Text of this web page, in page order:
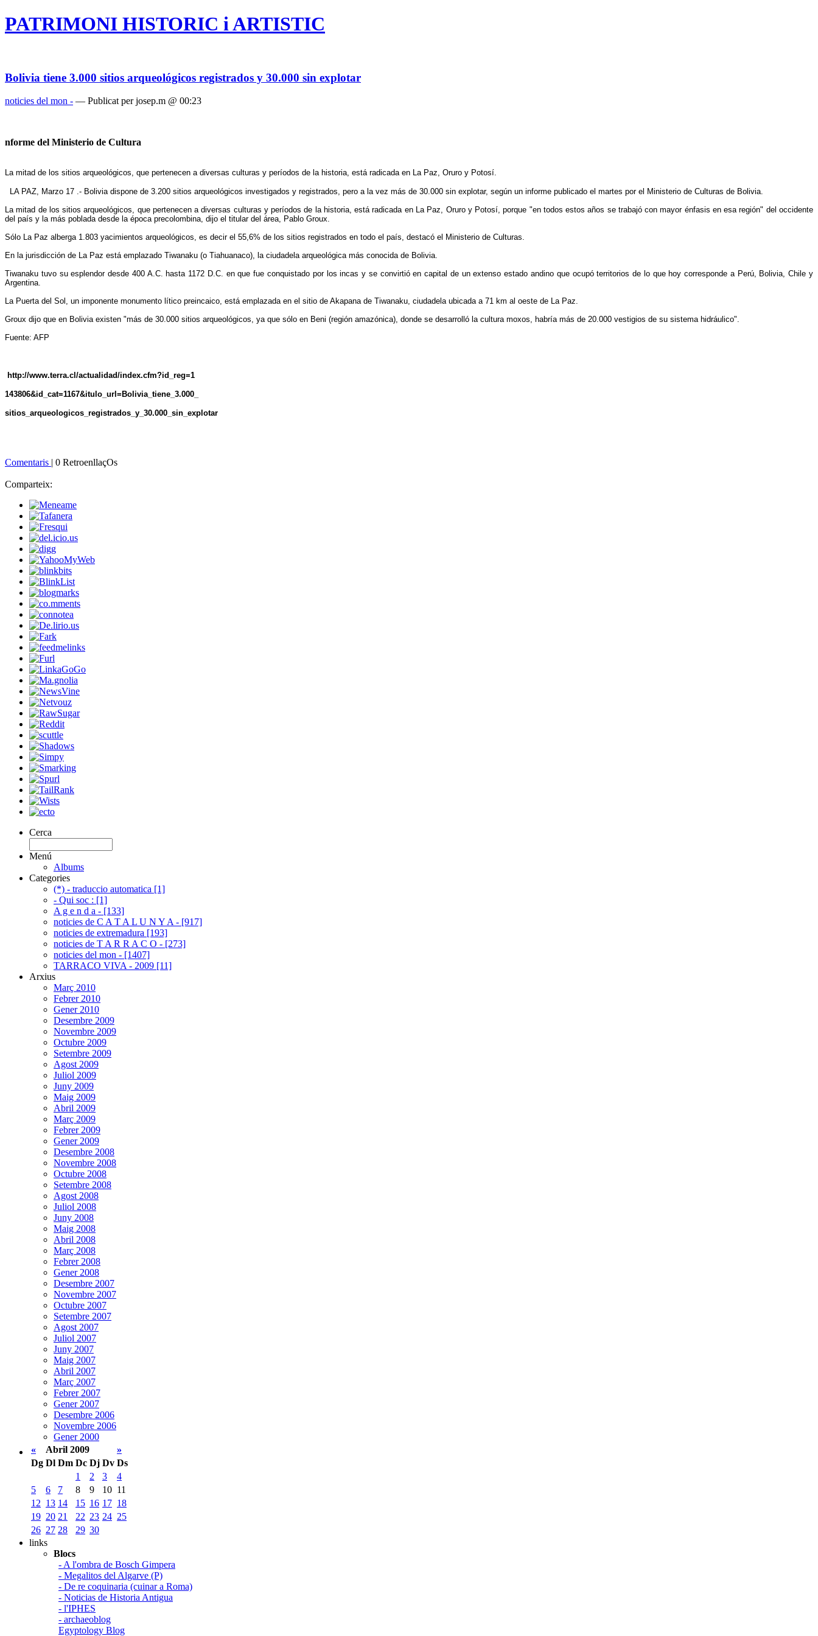
PATRIMONI HISTORIC i ARTISTIC
Bolivia tiene 3.000 sitios arqueológicos registrados y 30.000 sin explotar
noticies del mon - — Publicat per josep.m @ 00:23
nforme del Ministerio de Cultura
La mitad de los sitios arqueológicos, que pertenecen a diversas culturas y períodos de la historia, está radicada en La Paz, Oruro y Potosí.
LA PAZ, Marzo 17 .- Bolivia dispone de 3.200 sitios arqueológicos investigados y registrados, pero a la vez más de 30.000 sin explotar, según un informe publicado el martes por el Ministerio de Culturas de Bolivia.
La mitad de los sitios arqueológicos, que pertenecen a diversas culturas y períodos de la historia, está radicada en La Paz, Oruro y Potosí, porque "en todos estos años se trabajó con mayor énfasis en esa región" del occidente
del país y la más poblada desde la época precolombina, dijo el titular del área, Pablo Groux.
Sólo La Paz alberga 1.803 yacimientos arqueológicos, es decir el 55,6% de los sitios registrados en todo el país, destacó el Ministerio de Culturas.
En la jurisdicción de La Paz está emplazado Tiwanaku (o Tiahuanaco), la ciudadela arqueológica más conocida de Bolivia.
Tiwanaku tuvo su esplendor desde 400 A.C. hasta 1172 D.C. en que fue conquistado por los incas y se convirtió en capital de un extenso estado andino que ocupó territorios de lo que hoy corresponde a Perú, Bolivia, Chile y
Argentina.
La Puerta del Sol, un imponente monumento lítico preincaico, está emplazada en el sitio de Akapana de Tiwanaku, ciudadela ubicada a 71 km al oeste de La Paz.
Groux dijo que en Bolivia existen "más de 30.000 sitios arqueológicos, ya que sólo en Beni (región amazónica), donde se desarrolló la cultura moxos, habría más de 20.000 vestigios de su sistema hidráulico".
Fuente: AFP
http://www.terra.cl/actualidad/index.cfm?id_reg=1
143806&id_cat=1167&itulo_url=Bolivia_tiene_3.000_
sitios_arqueologicos_registrados_y_30.000_sin_explotar
Comentaris | 0 RetroenllaçOs
Comparteix:
Cerca
Menú
Albums
Categories
(*) - traduccio automatica [1]
- Qui soc : [1]
A g e n d a - [133]
noticies de C A T A L U N Y A - [917]
noticies de extremadura [193]
noticies de T A R R A C O - [273]
noticies del mon - [1407]
TARRACO VIVA - 2009 [11]
Arxius
Març 2010
Febrer 2010
Gener 2010
Desembre 2009
Novembre 2009
Octubre 2009
Setembre 2009
Agost 2009
Juliol 2009
Juny 2009
Maig 2009
Abril 2009
Març 2009
Febrer 2009
Gener 2009
Desembre 2008
Novembre 2008
Octubre 2008
Setembre 2008
Agost 2008
Juliol 2008
Juny 2008
Maig 2008
Abril 2008
Març 2008
Febrer 2008
Gener 2008
Desembre 2007
Novembre 2007
Octubre 2007
Setembre 2007
Agost 2007
Juliol 2007
Juny 2007
Maig 2007
Abril 2007
Març 2007
Febrer 2007
Gener 2007
Desembre 2006
Novembre 2006
Gener 2000
«
Abril 2009
»
Dg Dl Dm Dc Dj Dv Ds
1
2 3
4
5
6 7 8 9 10 11
12 13 14 15 16 17 18
19 20 21 22 23 24 25
26 27 28 29 30
links
Blocs
- A l'ombra de Bosch Gimpera
- Megalitos del Algarve (P)
- De re coquinaria (cuinar a Roma)
- Noticias de Historia Antigua
- l'IPHES
- archaeoblog
Egyptology Blog